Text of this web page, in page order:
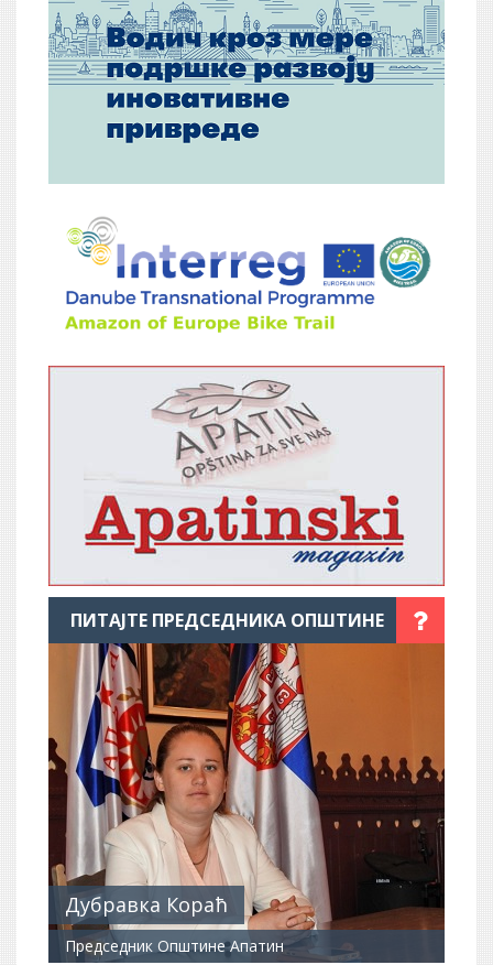
ПИТАЈТЕ ПРЕДСЕДНИКА ОПШТИНЕ
Дубравка Кораћ
Председник Општине Апатин